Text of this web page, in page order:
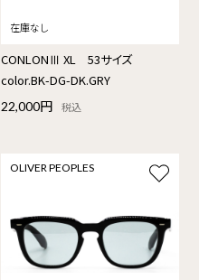
CONLONⅢ XL 53サイズ
color.BK-DG-DK.GRY
22,000円 税込
OLIVER PEOPLES